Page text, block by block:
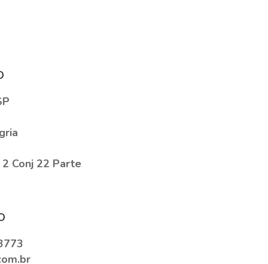
Conj 22 Parte